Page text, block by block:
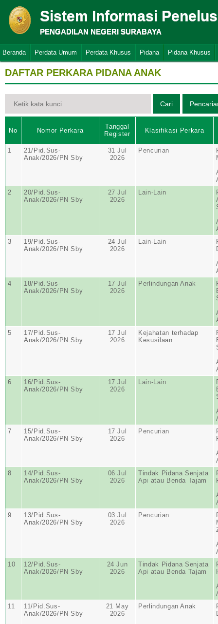
Sistem Informasi
PENGADILAN NEGERI SURABAYA
Beranda Perdata Umum Perdata Khusus Pidana Pidana Khusus
DAFTAR PERKARA PIDANA ANAK
No Nomor Perkara
Tanggal
Register
Klasifikasi Perkara
1
21/Pid.Sus-
Anak/2026/PN Sby
31 Jul
2026
Pencurian
2
20/Pid.Sus-
Anak/2026/PN Sby
27 Jul
2026
Lain-Lain
3
19/Pid.Sus-
Anak/2026/PN Sby
24 Jul
2026
Lain-Lain
4
18/Pid.Sus-
Anak/2026/PN Sby
17 Jul
2026
Perlindungan Anak
5
17/Pid.Sus-
Anak/2026/PN Sby
17 Jul
2026
Kejahatan terhadap
Kesusilaan
6
16/Pid.Sus-
Anak/2026/PN Sby
17 Jul
2026
Lain-Lain
7
15/Pid.Sus-
Anak/2026/PN Sby
17 Jul
2026
Pencurian
8
14/Pid.Sus-
Anak/2026/PN Sby
06 Jul
2026
Tindak Pidana Senjata
Api atau Benda Tajam
9
13/Pid.Sus-
Anak/2026/PN Sby
03 Jul
2026
Pencurian
10
12/Pid.Sus-
Anak/2026/PN Sby
24 Jun
2026
Tindak Pidana Senjata
Api atau Benda Tajam
11
11/Pid.Sus-
Anak/2026/PN Sby
21 May
2026
Perlindungan Anak